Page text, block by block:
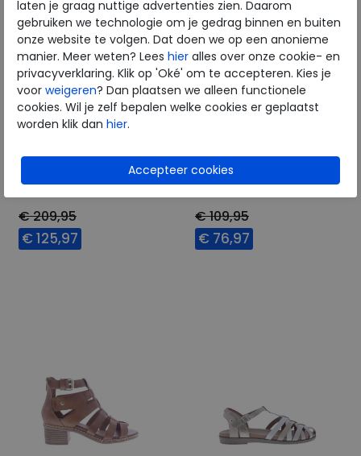
Malaga black
€ 209,95
€ 125,97
€ 109,95
€ 76,97
laten je graag nuttige advertenties zien. Daarom
gebruiken we technologie om je gedrag binnen en buiten
onze website te volgen. Dat doen we op een anonieme
manier. Meer weten? Lees hier alles over onze cookie- en
privacyverklaring. Klik op 'Oké' om te accepteren. Kies je
voor weigeren? Dan plaatsen we alleen functionele
cookies. Wil je zelf bepalen welke cookies er geplaatst
worden klik dan hier.